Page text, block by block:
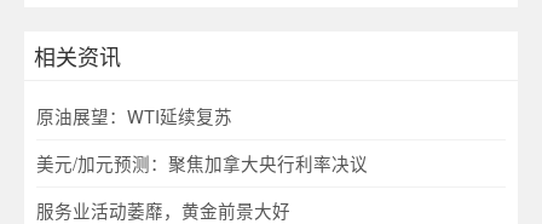
相关资讯
原油展望：WTI延续复苏
美元/加元预测：聚焦加拿大央行利率决议
服务业活动萎靡，黄金前景大好